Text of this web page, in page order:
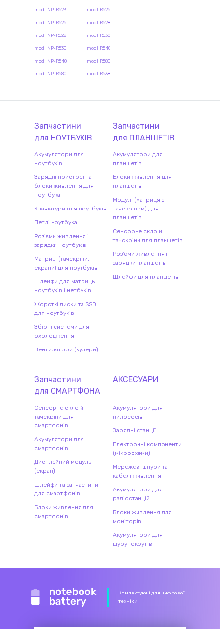
modl NP-R523
modl NP-R525
modl NP-R528
modl NP-R530
modl NP-R540
modl NP-R580
modl R525
modl R528
modl R530
modl R540
modl R580
modl R538
Запчастини
для НОУТБУК ІВ
Акумулятори для
ноутбуків
Зарядні пристрої та
блоки живлення для
ноутбука
Клавіатури для ноутбуків
Петлі ноутбука
Роз'єми живлення і
зарядки ноутбуків
Матриці (тачскріни,
екрани) для ноутбуків
Шлейфи для матриць
ноутбуків і нетбуків
Жорсткі диски та SSD
для ноутбуків
Збірні системи для
охолодження
Вентилятори (кулери)
Запчастини
для ПЛАНШЕТ ІВ
Акумулятори для
планшетів
Блоки живлення для
планшетів
Модулі (матриця з
тачскріном) для
планшетів
Сенсорне скло й
тачскріни для планшетів
Роз'єми живлення і
зарядки планшетів
Шлейфи для планшетів
Запчастини
для СМАРТФОНА
Сенсорне скло й
тачскріни для
смартфонів
Акумулятори для
смартфонів
Дисплейний модуль
(екран)
Шлейфи та запчастини
для смартфонів
Блоки живлення для
смартфонів
АКСЕСУАРИ
Акумулятори для
пилососів
Зарядні станції
Електронні компоненти
(мікросхеми)
Мережеві шнури та
кабелі живлення
Акумулятори для
радіостанцій
Блоки живлення для
моніторів
Акумулятори для
шурупокрутів
Комлектуючі для цифрової
техніки